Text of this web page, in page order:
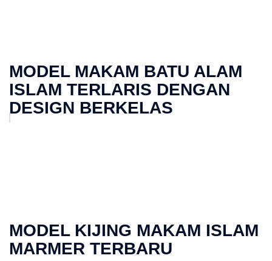
MODEL MAKAM BATU ALAM
ISLAM TERLARIS DENGAN
DESIGN BERKELAS
MODEL KIJING MAKAM ISLAM
MARMER TERBARU